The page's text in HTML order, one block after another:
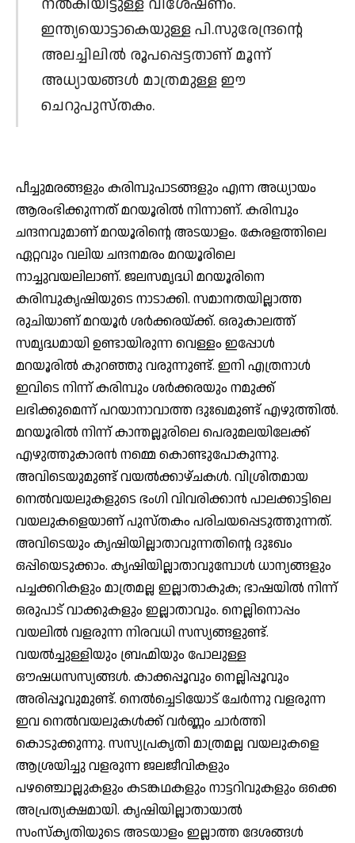
നല്‍കിയിട്ടുള്ള വിശേഷണം.
ഇന്ത്യയൊട്ടാകെയുള്ള പി.സുരേന്ദ്രന്റെ
അലച്ചിലില്‍ രൂപപ്പെട്ടതാണ് മൂന്ന്
അധ്യായങ്ങള്‍ മാത്രമുള്ള ഈ
ചെറുപുസ്തകം.
പീച്ചുമരങ്ങളും കരിമ്പുപാടങ്ങളും എന്ന അധ്യായം
ആരംഭിക്കുന്നത് മറയൂരില്‍ നിന്നാണ്. കരിമ്പും
ചന്ദനവുമാണ് മറയൂരിന്റെ അടയാളം. കേരളത്തിലെ
ഏറ്റവും വലിയ ചന്ദനമരം മറയൂരിലെ
നാച്ചുവയലിലാണ്. ജലസമൃദ്ധി മറയൂരിനെ
കരിമ്പുകൃഷിയുടെ നാടാക്കി. സമാനതയില്ലാത്ത
രുചിയാണ് മറയൂര്‍ ശര്‍ക്കരയ്ക്ക്. ഒരുകാലത്ത്
സമൃദ്ധമായി ഉണ്ടായിരുന്ന വെള്ളം ഇപ്പോള്‍
മറയൂരില്‍ കുറഞ്ഞു വരുന്നുണ്ട്. ഇനി എത്രനാള്‍
ഇവിടെ നിന്ന് കരിമ്പും ശര്‍ക്കരയും നമുക്ക്
ലഭിക്കുമെന്ന് പറയാനാവാത്ത ദുഃഖമുണ്ട് എഴുത്തില്‍.
മറയൂരില്‍ നിന്ന് കാന്തല്ലൂരിലെ പെരുമലയിലേക്ക്
എഴുത്തുകാരന്‍ നമ്മെ കൊണ്ടുപോകുന്നു.
അവിടെയുമുണ്ട് വയല്‍ക്കാഴ്ചകള്‍. വിശ്രിതമായ
നെല്‍വയലുകളുടെ ഭംഗി വിവരിക്കാന്‍ പാലക്കാട്ടിലെ
വയലുകളെയാണ് പുസ്തകം പരിചയപ്പെടുത്തുന്നത്.
അവിടെയും കൃഷിയില്ലാതാവുന്നതിന്റെ ദുഃഖം
ഒപ്പിയെടുക്കാം. കൃഷിയില്ലാതാവുമ്പോള്‍ ധാന്യങ്ങളും
പച്ചക്കറികളും മാത്രമല്ല ഇല്ലാതാകുക; ഭാഷയില്‍ നിന്ന്
ഒരുപാട് വാക്കുകളും ഇല്ലാതാവും. നെല്ലിനൊപ്പം
വയലില്‍ വളരുന്ന നിരവധി സസ്യങ്ങളുണ്ട്.
വയല്‍ച്ചുള്ളിയും ബ്രഹ്മിയും പോലുള്ള
ഔഷധസസ്യങ്ങള്‍. കാക്കപ്പൂവും നെല്ലിപ്പൂവും
അരിപ്പൂവുമുണ്ട്. നെല്‍ച്ചെടിയോട് ചേര്‍ന്നു വളരുന്ന
ഇവ നെല്‍വയലുകള്‍ക്ക് വര്‍ണ്ണം ചാര്‍ത്തി
കൊടുക്കുന്നു. സസ്യപ്രകൃതി മാത്രമല്ല വയലുകളെ
ആശ്രയിച്ചു വളരുന്ന ജലജീവികളും
പഴഞ്ചൊല്ലുകളും കടങ്കഥകളും നാട്ടറിവുകളും ഒക്കെ
അപ്രത്യക്ഷമായി. കൃഷിയില്ലാതായാല്‍
സംസ്‌കൃതിയുടെ അടയാളം ഇല്ലാത്ത ദേശങ്ങള്‍